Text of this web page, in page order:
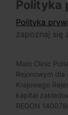
Polityka
Polityka
zapoznaj się
Malo Clinic
Rejonowym dla
Krajowego
kapitał
REGON